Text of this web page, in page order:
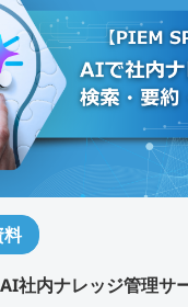
料
AI社内ナレッジ管理サ